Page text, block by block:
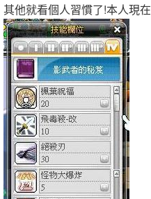
其他就看個人習慣了!本人現